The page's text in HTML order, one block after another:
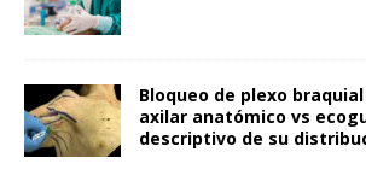
Bloqueo de plexo
axilar anatómico vs
descriptivo de su